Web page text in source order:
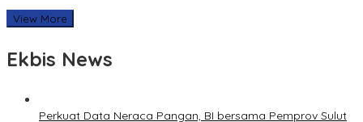
View More
Ekbis News
Perkuat Data Neraca Pangan, BI bersama Pemprov Sulut